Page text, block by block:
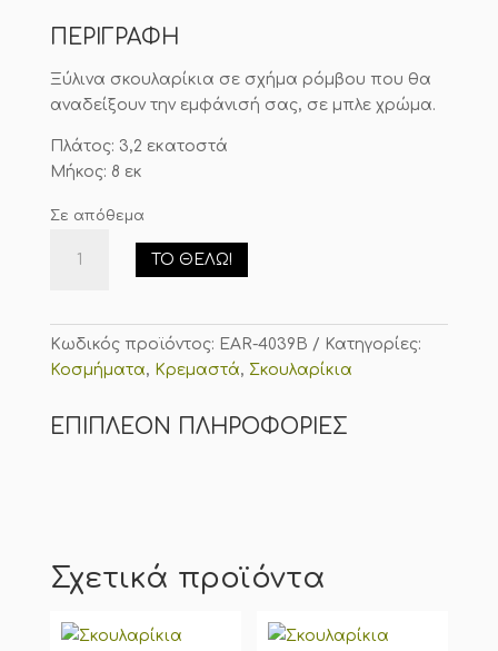
ΠΕΡΙΓΡΑΦΗ
Ξύλινα σκουλαρίκια σε σχήμα ρόμβου που θα
αναδείξουν την εμφάνισή σας, σε μπλε χρώμα.
Πλάτος: 3,2 εκατοστά
Μήκος: 8 εκ
Σε απόθεμα
Σκουλαρίκια
Ρόμβος
ΤΟ ΘΈΛΩ!
Κωδικός προϊόντος: EAR-4039B
Κατηγορίες:
Κοσμήματα, Κρεμαστά, Σκουλαρίκια
ΕΠΙΠΛΈΟΝ ΠΛΗΡΟΦΟΡΊΕΣ
Σχετικά προϊόντα